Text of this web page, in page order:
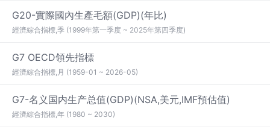
G20-實際國內生產毛額(GDP)(年比)
經濟綜合指標,季 (1999年第一季度 ~ 2025年第四季度)
G7 OECD領先指標
經濟綜合指標,月 (1959-01 ~ 2026-05)
G7-名义国内生产总值(GDP)(NSA,美元,IMF預估值)
經濟綜合指標,年 (1980 ~ 2030)